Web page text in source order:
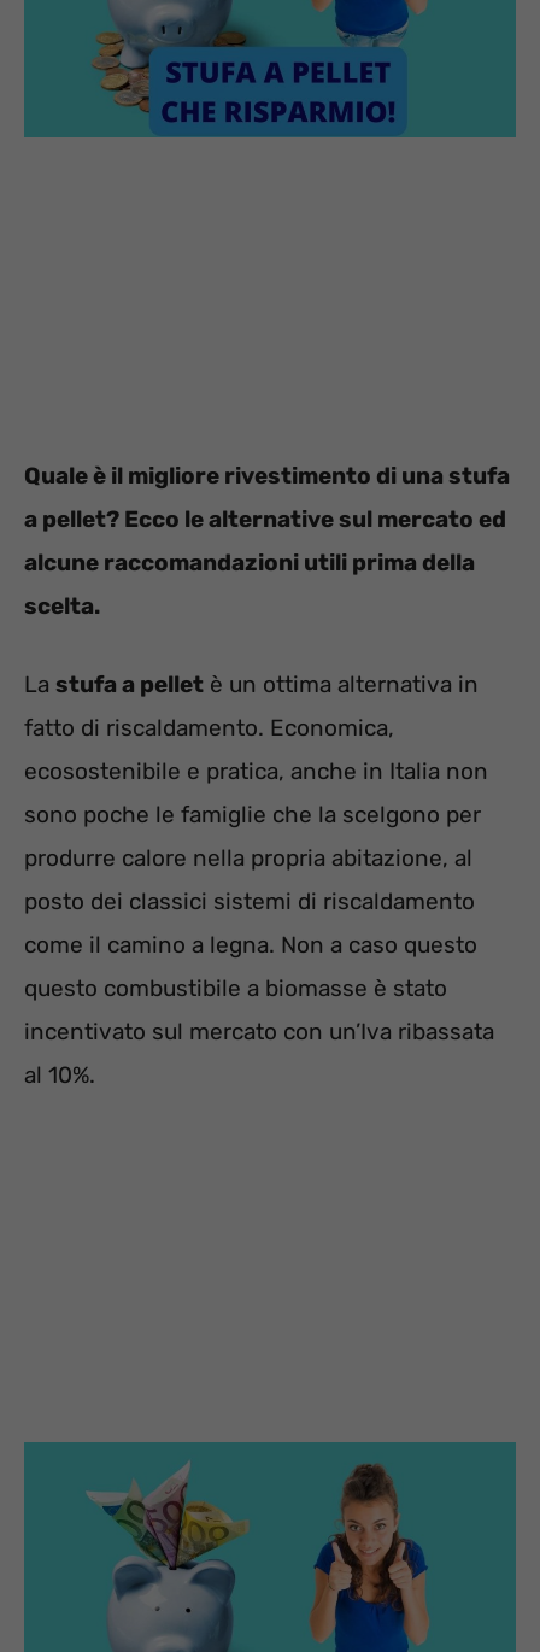
Quale è il migliore rivestimento di una stufa
a pellet? Ecco le alternative sul mercato ed
alcune raccomandazioni utili prima della
scelta.
La stufa a pellet è un ottima alternativa in
fatto di riscaldamento. Economica,
ecosostenibile e pratica, anche in Italia non
sono poche le famiglie che la scelgono per
produrre calore nella propria abitazione, al
posto dei classici sistemi di riscaldamento
come il camino a legna. Non a caso questo
questo combustibile a biomasse è stato
incentivato sul mercato con un’Iva ribassata
al 10%.